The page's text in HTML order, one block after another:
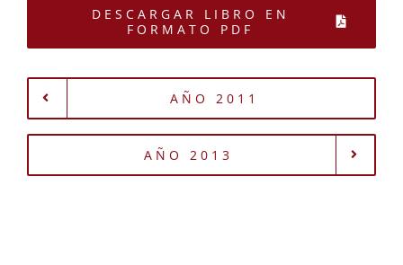
DESCARGAR LIBRO EN
FORMATO PDF
AÑO 2011
AÑO 2013